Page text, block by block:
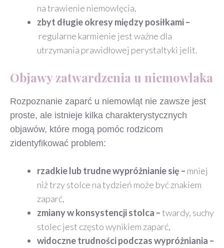
na trawienie niemowlęcia,
zbyt długie okresy między posiłkami –
regularne karmienie jest ważne dla
utrzymania prawidłowej perystaltyki jelit.
Objawy zatwardzenia u niemowlaka
Rozpoznanie zaparć u niemowląt nie zawsze jest
proste, ale istnieje kilka charakterystycznych
objawów, które mogą pomóc rodzicom
zidentyfikować problem:
rzadkie lub trudne wypróżnianie się – mniej
niż trzy stolce na tydzień może być znakiem
zaparć,
zmiany w konsystencji stolca –twardy, suchy
stolec jest często wynikiem zaparć,
widoczne trudności podczas wypróżniania –